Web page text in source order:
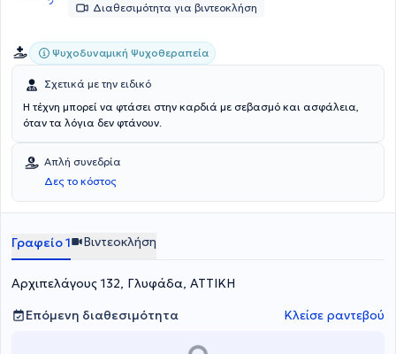
Διαθεσιμότητα για βιντεοκλήση
Ψυχοδυναμική Ψυχοθεραπεία
Σχετικά με την ειδικό
Η τέχνη μπορεί να φτάσει στην καρδιά με σεβασμό και ασφάλεια,
όταν τα λόγια δεν φτάνουν.
Απλή συνεδρία
Δες το κόστος
Γραφείο 1 Βιντεοκλήση
Αρχιπελάγους 132, Γλυφάδα, ΑΤΤΙΚΗ
Επόμενη διαθεσιμότητα
Κλείσε ραντεβού